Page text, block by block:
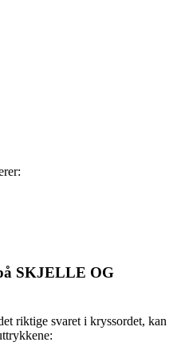
SKJELLE OG
riktige svaret i kryssordet, kan